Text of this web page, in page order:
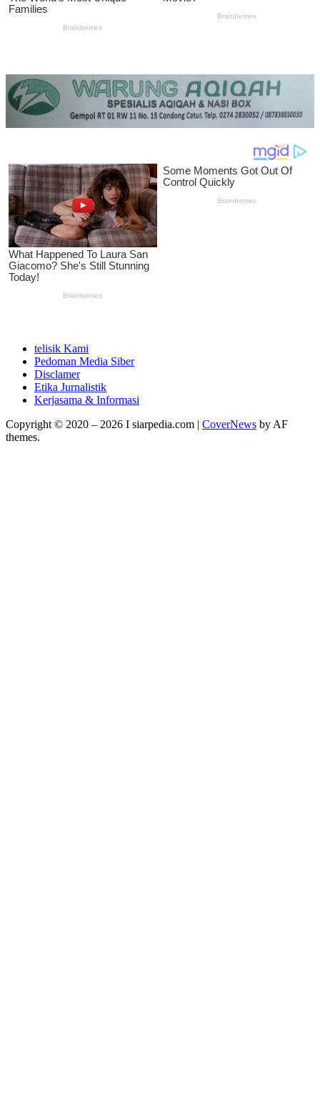
telisik Kami
Pedoman Media Siber
Disclamer
Etika Jurnalistik
Kerjasama & Informasi
Copyright © 2020 – 2026 I siarpedia.com | CoverNews by AF
themes.